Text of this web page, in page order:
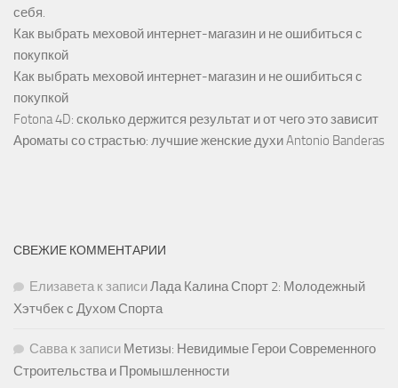
себя.
Как выбрать меховой интернет-магазин и не ошибиться с
покупкой
Как выбрать меховой интернет-магазин и не ошибиться с
покупкой
Fotona 4D: сколько держится результат и от чего это зависит
Ароматы со страстью: лучшие женские духи Antonio Banderas
СВЕЖИЕ КОММЕНТАРИИ
Елизаветак записиЛада Калина Спорт 2: Молодежный
Хэтчбек с Духом Спорта
Саввак записи Метизы: Невидимые Герои Современного
Строительства и Промышленности